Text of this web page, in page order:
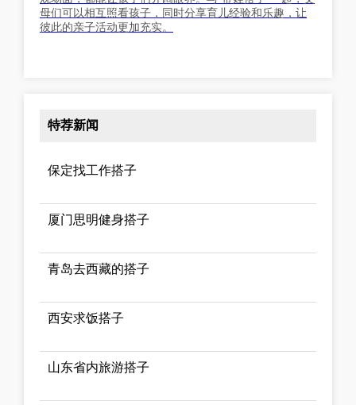
母们可以相互照看孩子，同时分享育儿经验和乐趣，让
彼此的亲子活动更加充实。
特荐新闻
保定找工作搭子
厦门思明健身搭子
青岛去西藏的搭子
西安求饭搭子
山东省内旅游搭子